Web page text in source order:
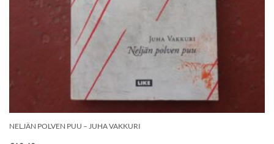
NELJÄN POLVEN PUU – JUHA VAKKURI